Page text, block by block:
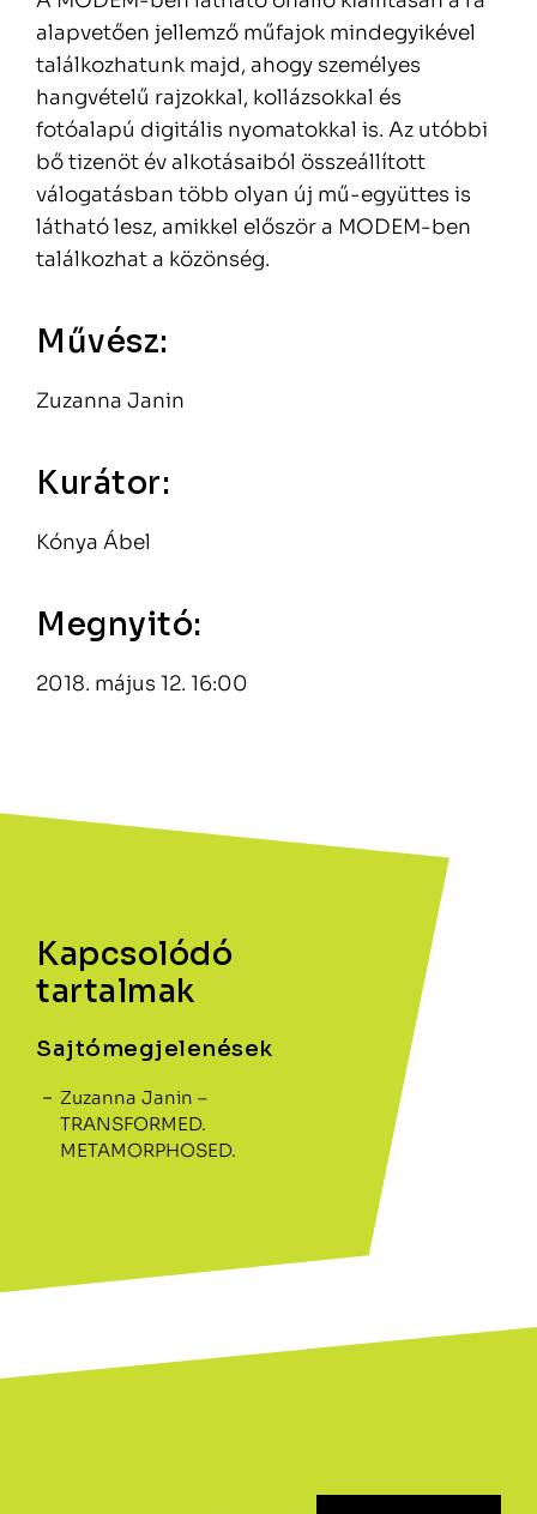
Kapcsolódó
tartalmak
Sajtómegjelenések
Zuzanna Janin –
TRANSFORMED.
METAMORPHOSED.
alapvetően jellemző műfajok mindegyikével
találkozhatunk majd, ahogy személyes
hangvételű rajzokkal, kollázsokkal és
fotóalapú digitális nyomatokkal is. Az utóbbi
bő tizenöt év alkotásaiból összeállított
válogatásban több olyan új mű-együttes is
látható lesz, amikkel először a MODEM-ben
találkozhat a közönség.
Művész:
Zuzanna Janin
Kurátor:
Kónya Ábel
Megnyitó:
2018. május 12. 16:00